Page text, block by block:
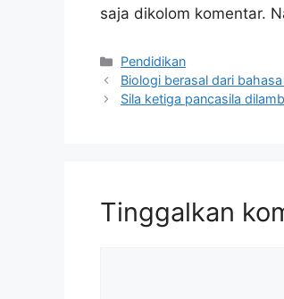
saja dikolom komentar.
Kategori
Pendidikan
Biologi berasal dari
Sila ketiga pancasila
Tinggalkan